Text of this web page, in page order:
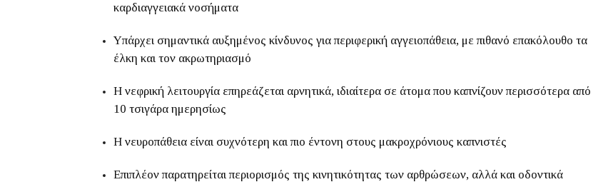
καρδιαγγειακά νοσήματα
Υπάρχει σημαντικά αυξημένος κίνδυνος για περιφερική αγγειοπάθεια, με πιθανό επακόλουθο τα
έλκη και τον ακρωτηριασμό
Η νεφρική λειτουργία επηρεάζεται αρνητικά, ιδιαίτερα σε άτομα που καπνίζουν περισσότερα από
10 τσιγάρα ημερησίως
Η νευροπάθεια είναι συχνότερη και πιο έντονη στους μακροχρόνιους καπνιστές
Επιπλέον παρατηρείται περιορισμός της κινητικότητας των αρθρώσεων, αλλά και οδοντικά